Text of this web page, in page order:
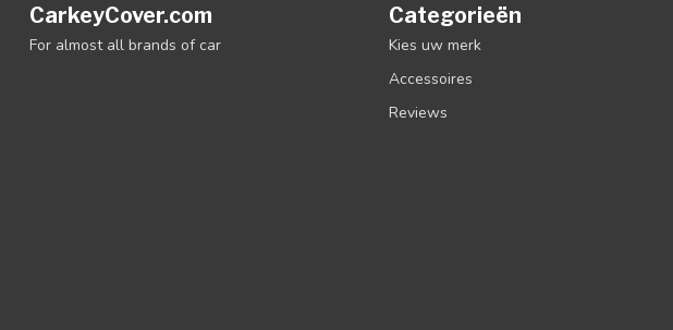
CarkeyCover.com
For almost all brands of car
Categorieën
Kies uw merk
Accessoires
Reviews